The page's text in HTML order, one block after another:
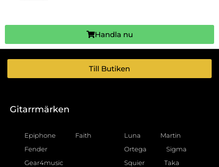
Handla nu
Till Butiken
Gitarrmärken
Epiphone
Faith
Fender
Gear4music
Luna
Martin
Ortega
Sigma
Squier
Taka